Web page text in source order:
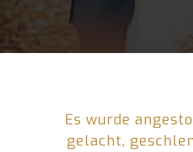
Es wurde
gelacht,